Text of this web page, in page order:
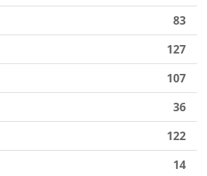
83
127
107
36
122
14